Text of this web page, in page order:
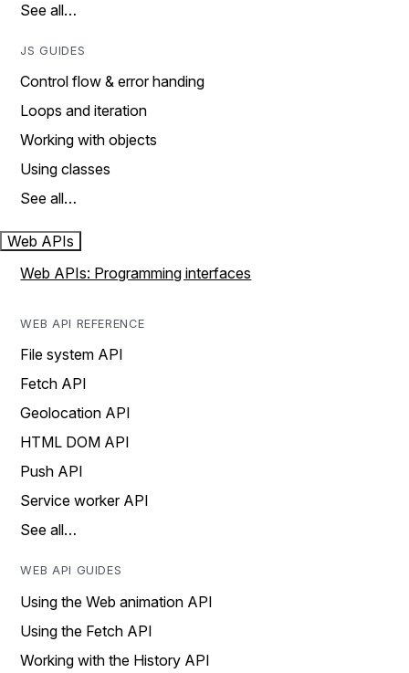
See all…
JS GUIDES
Control flow & error handing
Loops and iteration
Working with objects
Using classes
See all…
Web APIs
Web APIs: Programming interfaces
WEB API REFERENCE
File system API
Fetch API
Geolocation API
HTML DOM API
Push API
Service worker API
See all…
WEB API GUIDES
Using the Web animation API
Using the Fetch API
Working with the History API